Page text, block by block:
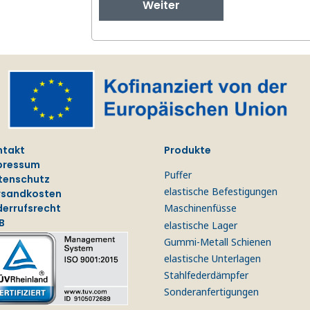
Weiter
Produkte
Puffer
elastische Befestigungen
Maschinenfüsse
elastische Lager
Gummi-Metall Schienen
elastische Unterlagen
Stahlfederdämpfer
Sonderanfertigungen